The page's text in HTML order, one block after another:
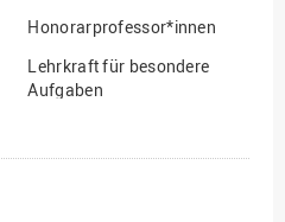
Honorarprofessor*innen
Lehrkraft für besondere
Aufgaben